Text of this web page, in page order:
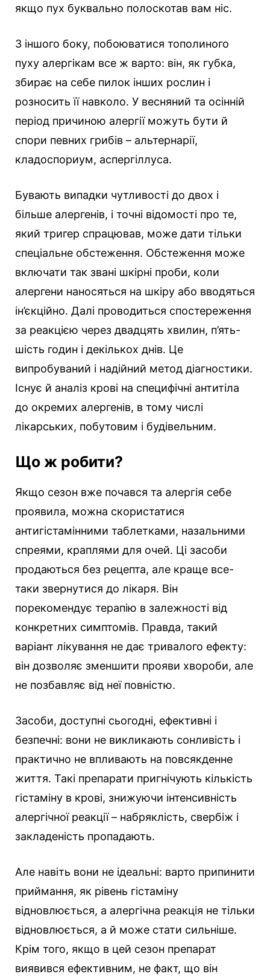
якщо пух буквально полоскотав вам ніс.
З іншого боку, побоюватися тополиного
пуху алергікам все ж варто: він, як губка,
збирає на себе пилок інших рослин і
розносить її навколо. У весняний та осінній
період причиною алергії можуть бути й
спори певних грибів – альтернарії,
кладоспориум, аспергіллуса.
Бувають випадки чутливості до двох і
більше алергенів, і точні відомості про те,
який тригер спрацював, може дати тільки
спеціальне обстеження. Обстеження може
включати так звані шкірні проби, коли
алергени наносяться на шкіру або вводяться
ін’єкційно. Далі проводиться спостереження
за реакцією через двадцять хвилин, п’ять-
шість годин і декількох днів. Це
випробуваний і надійний метод діагностики.
Існує й аналіз крові на специфічні антитіла
до окремих алергенів, в тому числі
лікарських, побутовим і будівельним.
Що ж робити?
Якщо сезон вже почався та алергія себе
проявила, можна скористатися
антигістамінними таблетками, назальними
спреями, краплями для очей. Ці засоби
продаються без рецепта, але краще все-
таки звернутися до лікаря. Він
порекомендує терапію в залежності від
конкретних симптомів. Правда, такий
варіант лікування не дає тривалого ефекту:
він дозволяє зменшити прояви хвороби, але
не позбавляє від неї повністю.
Засоби, доступні сьогодні, ефективні і
безпечні: вони не викликають сонливість і
практично не впливають на повсякденне
життя. Такі препарати пригнічують кількість
гістаміну в крові, знижуючи інтенсивність
алергічної реакції – набряклість, свербіж і
закладеність пропадають.
Але навіть вони не ідеальні: варто припинити
приймання, як рівень гістаміну
відновлюється, а алергічна реакція не тільки
відновлюється, а й може стати сильніше.
Крім того, якщо в цей сезон препарат
виявився ефективним, не факт, що він